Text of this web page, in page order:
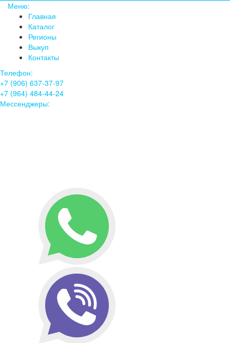
Меню:
Главная
Каталог
Регионы
Выкуп
Контакты
Телефон:
+7 (906) 637-37-97
+7 (964) 484-44-24
Мессенджеры: